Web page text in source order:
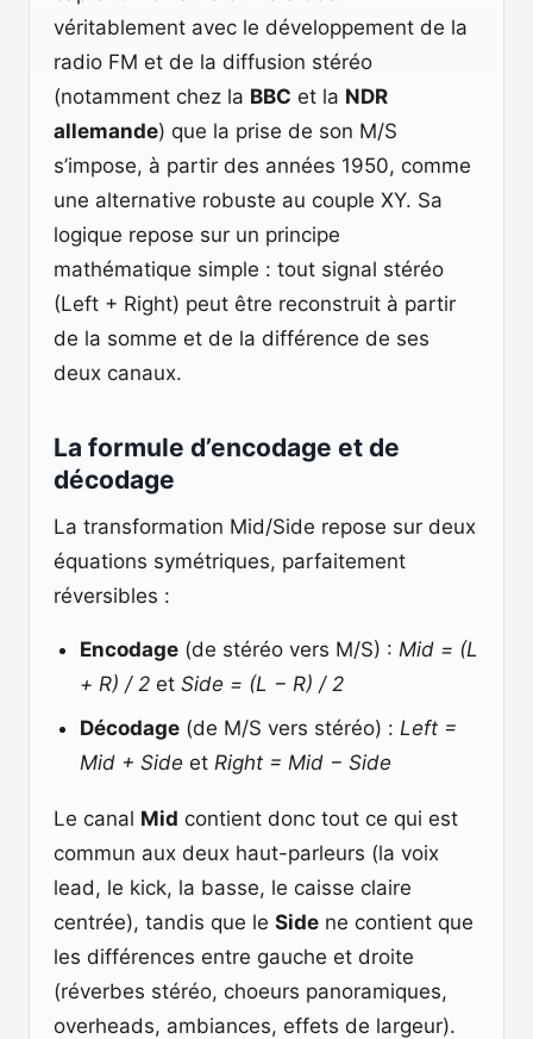
véritablement avec le développement de la
radio FM et de la diffusion stéréo
(notamment chez la BBC et la NDR
allemande) que la prise de son M/S
s’impose, à partir des années 1950, comme
une alternative robuste au couple XY. Sa
logique repose sur un principe
mathématique simple : tout signal stéréo
(Left + Right) peut être reconstruit à partir
de la somme et de la différence de ses
deux canaux.
La formule d’encodage et de
décodage
La transformation Mid/Side repose sur deux
équations symétriques, parfaitement
réversibles :
Encodage (de stéréo vers M/S) : Mid = (L
+ R) / 2 et Side = (L − R) / 2
Décodage (de M/S vers stéréo) : Left =
Mid + Side et Right = Mid − Side
Le canal Mid contient donc tout ce qui est
commun aux deux haut-parleurs (la voix
lead, le kick, la basse, le caisse claire
centrée), tandis que le Side ne contient que
les différences entre gauche et droite
(réverbes stéréo, choeurs panoramiques,
overheads, ambiances, effets de largeur).